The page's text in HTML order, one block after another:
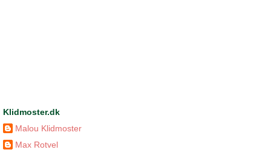
Klidmoster.dk
Malou Klidmoster
Max Rotvel